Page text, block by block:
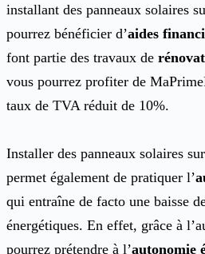
installant des panneaux solaires
pourrez bénéficier d’aides
font partie des travaux de
vous pourrez profiter de
taux de TVA réduit de 10%.
Installer des panneaux solaires
permet également de pratiquer l’
qui entraîne de facto une baisse
énergétiques. En effet, grâce à
pourrez prétendre à l’autonomie